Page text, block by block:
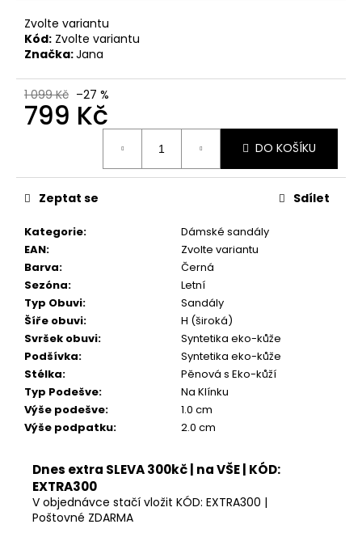
Zvolte variantu
Kód: Zvolte variantu
Značka:Jana
1 099 Kč –27 %
799 Kč
DO KOŠÍKU
Kategorie:
Dámské sandály
EAN:
Zvolte variantu
Barva:
Černá
Sezóna:
Letní
Typ Obuvi:
Sandály
Šíře obuvi:
H (široká)
Svršek obuvi:
Syntetika eko-kůže
Podšívka:
Syntetika eko-kůže
Stélka:
Pěnová s Eko-kůží
Typ Podešve:
Na Klínku
Výše podešve:
1.0 cm
Výše podpatku: 2.0 cm
Zeptat se Sdílet
Dnes extra SLEVA 300kč | na VŠE | KÓD:
EXTRA300
V objednávce stačí vložit KÓD: EXTRA300 |
Poštovné ZDARMA
e
DÁMSKÉ
NA
KLÍNKU
ŠÍŘE
304
HNĚDÉ
Kč
Původně:
699
Kč